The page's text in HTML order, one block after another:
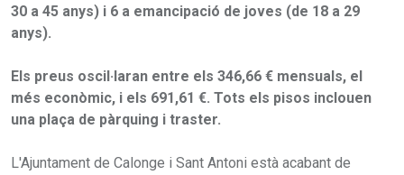
30 a 45 anys) i 6 a emancipació de joves (de 18 a 29
anys).
Els preus oscil·laran entre els 346,66 € mensuals, el
més econòmic, i els 691,61 €. Tots els pisos inclouen
una plaça de pàrquing i traster.
L'Ajuntament de Calonge i Sant Antoni està acabant de